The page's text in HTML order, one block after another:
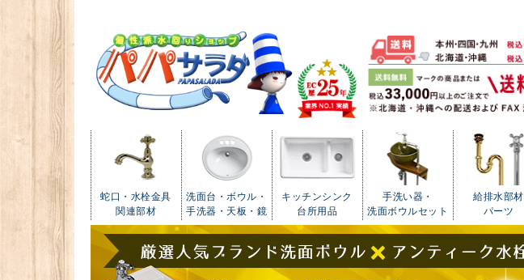
蛇口・水栓金具
関連部材
洗面台・ボウル・
手洗器・天板・鏡
キッチンシンク
台所用品
手洗い器・
洗面ボウルセット
給排水部材
パーツ